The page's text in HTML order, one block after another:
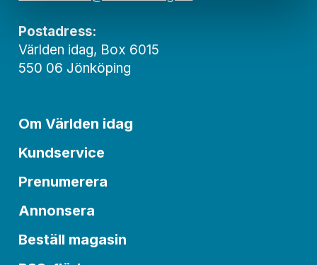
Postadress:
Världen idag, Box 6015
550 06 Jönköping
Om Världen idag
Kundservice
Prenumerera
Annonsera
Beställ magasin